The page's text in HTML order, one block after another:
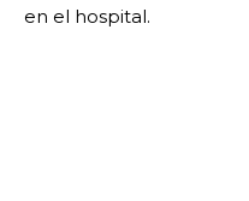
en el hospital.